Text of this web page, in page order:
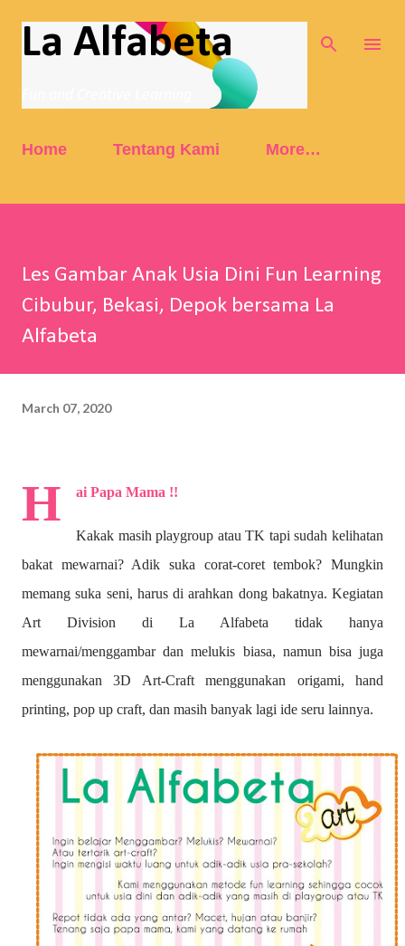
Skip to main content
La Alfabeta
Home Tentang Kami More…
Les Gambar Anak Usia Dini Fun Learning
Cibubur, Bekasi, Depok bersama La
Alfabeta
March 07, 2020
H ai Papa Mama !!
Kakak masih playgroup atau TK tapi sudah kelihatan
bakat mewarnai? Adik suka corat-coret tembok? Mungkin
memang suka seni, harus di arahkan dong bakatnya. Kegiatan
Art Division di La Alfabeta tidak hanya
mewarnai/menggambar dan melukis biasa, namun bisa juga
menggunakan 3D Art-Craft menggunakan origami, hand
printing, pop up craft, dan masih banyak lagi ide seru lainnya.